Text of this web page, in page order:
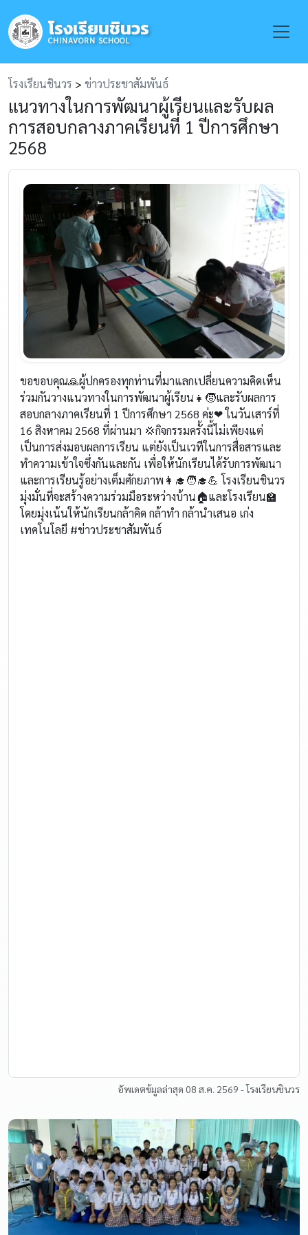
โรงเรียนชินวร
CHINAVORN SCHOOL
โรงเรียนชินวร > ข่าวประชาสัมพันธ์
แนวทางในการพัฒนาผู้เรียนและรับผล
การสอบกลางภาคเรียนที่ 1 ปีการศึกษา
2568
ขอขอบคุณ🙏ผู้ปกครองทุกท่านที่มาแลกเปลี่ยนความคิดเห็น
ร่วมกันวางแนวทางในการพัฒนาผู้เรียน👧🧒และรับผลการ
สอบกลางภาคเรียนที่ 1 ปีการศึกษา 2568 ค่ะ❤ ในวันเสาร์ที่
16 สิงหาคม 2568 ที่ผ่านมา 💢กิจกรรมครั้งนี้ไม่เพียงแต่
เป็นการส่งมอบผลการเรียน แต่ยังเป็นเวทีในการสื่อสารและ
ทำความเข้าใจซึ่งกันและกัน เพื่อให้นักเรียนได้รับการพัฒนา
และการเรียนรู้อย่างเต็มศักยภาพ👩‍🎓🧑‍🎓💪 โรงเรียนชินวร
มุ่งมั่นที่จะสร้างความร่วมมือระหว่างบ้าน🏠และโรงเรียน🏫
โดยมุ่งเน้นให้นักเรียนกล้าคิด กล้าทำ กล้านำเสนอ เก่ง
เทคโนโลยี #ข่าวประชาสัมพันธ์
อัพเดตข้มูลล่าสุด 08 ส.ค. 2569 - โรงเรียนชินวร